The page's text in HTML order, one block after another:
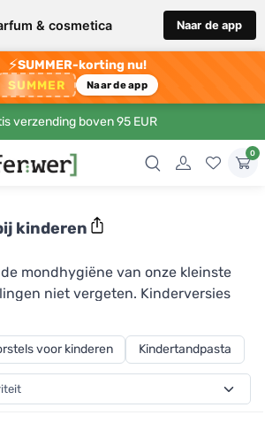
& cosmetica Naar de app
⚡SUMMER-korting nu!
SUMMER Naar de app
verzending boven 95 EUR
0
kinderen
mondhygiëne van onze kleinste
niet vergeten. Kinderversies
worden geproduceerd door
produceert ook
van gerecycleerde
van maizena met
van dierenfiguren en tandpasta
voor kinderen Kindertandpasta